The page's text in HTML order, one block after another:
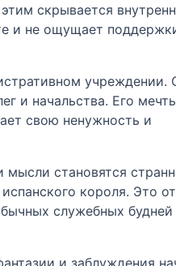
скрывается
и не ощущает
учреждении.
и начальства. Его
свою ненужность и
мысли становятся
короля. Это
служебных будней
и заблуждения